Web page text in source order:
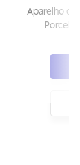
Aparelho de